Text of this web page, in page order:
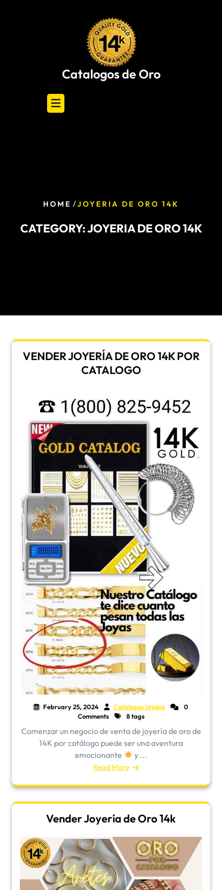
Catalogos de Oro
HOME /JOYERIA DE ORO 14K
CATEGORY:JOYERIA DE ORO 14K
VENDER JOYERÍA DE ORO 14K POR
CATALOGO
February 25, 2024 Catalogos Unidos
0
Comments
8 tags
Comenzar un negocio de venta de joyería de oro de
14K por catálogo puede ser una aventura
emocionante
y ...
Read More
Vender Joyería de Oro 14k